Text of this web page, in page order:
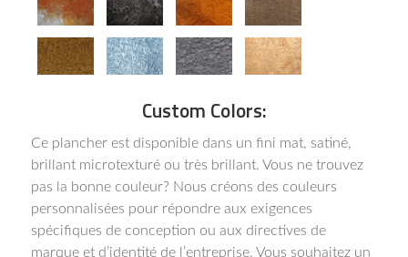
Custom Colors:
Ce plancher est disponible dans un fini mat, satiné,
brillant microtexturé ou très brillant. Vous ne trouvez
pas la bonne couleur? Nous créons des couleurs
personnalisées pour répondre aux exigences
spécifiques de conception ou aux directives de
marque et d’identité de l’entreprise. Vous souhaitez un